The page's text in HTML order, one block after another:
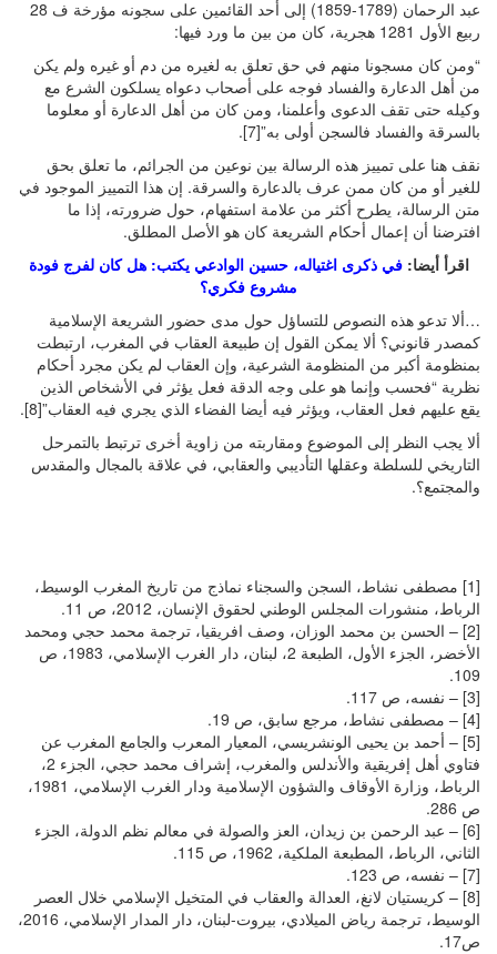
عبد الرحمان (1789-1859) إلى أحد القائمين على سجونه مؤرخة ف 28
ربيع الأول 1281 هجرية، كان من بين ما ورد فيها:
“ومن كان مسجونا منهم في حق تعلق به لغيره من دم أو غيره ولم يكن
من أهل الدعارة والفساد فوجه على أصحاب دعواه يسلكون الشرع مع
وكيله حتى تقف الدعوى وأعلمنا، ومن كان من أهل الدعارة أو معلوما
بالسرقة والفساد فالسجن أولى به”[7].
نقف هنا على تمييز هذه الرسالة بين نوعين من الجرائم، ما تعلق بحق
للغير أو من كان ممن عرف بالدعارة والسرقة. إن هذا التمييز الموجود في
متن الرسالة، يطرح أكثر من علامة استفهام، حول ضرورته، إذا ما
افترضنا أن إعمال أحكام الشريعة كان هو الأصل المطلق.
اقرأ أيضا:في ذكرى اغتياله، حسين الوادعي يكتب: هل كان لفرج فودة
مشروع فكري؟
…ألا تدعو هذه النصوص للتساؤل حول مدى حضور الشريعة الإسلامية
كمصدر قانوني؟ ألا يمكن القول إن طبيعة العقاب في المغرب، ارتبطت
بمنظومة أكبر من المنظومة الشرعية، وإن العقاب لم يكن مجرد أحكام
نظرية “فحسب وإنما هو على وجه الدقة فعل يؤثر في الأشخاص الذين
يقع عليهم فعل العقاب، ويؤثر فيه أيضا الفضاء الذي يجري فيه العقاب”[8].
ألا يجب النظر إلى الموضوع ومقاربته من زاوية أخرى ترتبط بالتمرحل
التاريخي للسلطة وعقلها التأديبي والعقابي، في علاقة بالمجال والمقدس
والمجتمع؟.
[1] مصطفى نشاط، السجن والسجناء نماذج من تاريخ المغرب الوسيط،
الرباط، منشورات المجلس الوطني لحقوق الإنسان، 2012، ص 11.
[2] – الحسن بن محمد الوزان، وصف افريقيا، ترجمة محمد حجي ومحمد
الأخضر، الجزء الأول، الطبعة 2، لبنان، دار الغرب الإسلامي، 1983، ص
109.
[3] – نفسه، ص 117.
[4] – مصطفى نشاط، مرجع سابق، ص 19.
[5] – أحمد بن يحيى الونشريسي، المعيار المعرب والجامع المغرب عن
فتاوي أهل إفريقية والأندلس والمغرب، إشراف محمد حجي، الجزء 2،
الرباط، وزارة الأوقاف والشؤون الإسلامية ودار الغرب الإسلامي، 1981،
ص 286.
[6] – عبد الرحمن بن زيدان، العز والصولة في معالم نظم الدولة، الجزء
الثاني، الرباط، المطبعة الملكية، 1962، ص 115.
[7] – نفسه، ص 123.
[8] – كريستيان لانغ، العدالة والعقاب في المتخيل الإسلامي خلال العصر
الوسيط، ترجمة رياض الميلادي، بيروت-لبنان، دار المدار الإسلامي، 2016،
ص17.